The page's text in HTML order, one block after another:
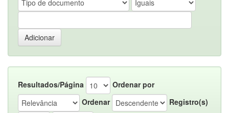
Resultados/Página
Ordenar por
Ordenar
Registro(s)